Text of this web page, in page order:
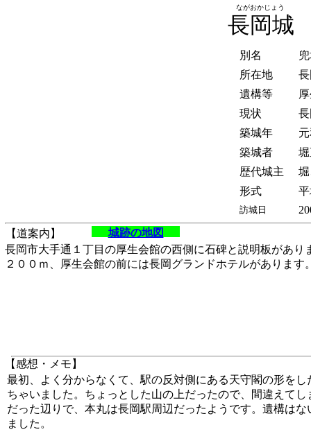
城跡の地図
長岡城
別名
所在地
遺構等
現状
築城年
築城者
歴代城主
形式
訪城日
【道案内】
【感想・メモ】
ながおかじょう
長岡市大手通１丁目の厚生会館の西側に石碑と説明板があり
２００ｍ、厚生会館の前には長岡グランドホテルがあります
最初、よく分からなくて、駅の反対側にある天守閣の形を
ちゃいました。ちょっとした山の上だったので、間違えて
だった辺りで、本丸は長岡駅周辺だったようです。遺構は
ました。